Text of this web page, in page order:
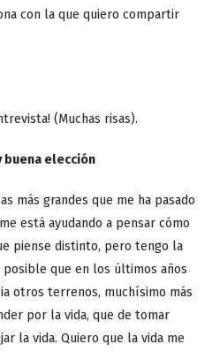
con la que quiero compartir
(Muchas risas).
buena elección
más grandes que me ha pasado
está ayudando a pensar cómo
piense distinto, pero tengo la
que en los últimos años
otros terrenos, muchísimo más
por la vida, que de tomar
la vida. Quiero que la vida me